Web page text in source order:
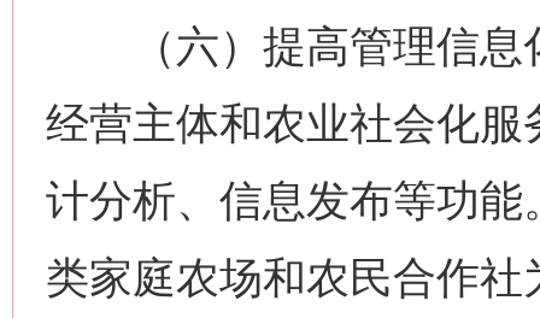
（六）提高管理信息
经营主体和农业社会化
计分析、信息发布等功
类家庭农场和农民合作